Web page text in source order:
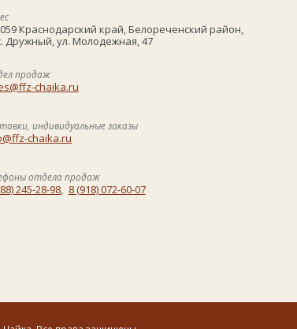
Краснодарский край, Белореченский район,
Дружный, ул. Молодежная, 47
продаж
chaika.ru
индивидуальные заказы
chaika.ru
отдела продаж
245-28-98, 8 (918) 072-60-07